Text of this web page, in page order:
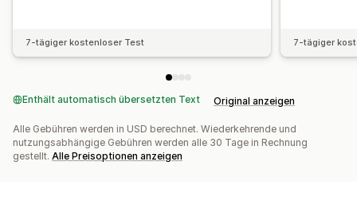
7-tägiger kostenloser Test 7-tägiger
Enthält automatisch übersetzten Text Original anzeigen
Alle Gebühren werden in USD berechnet. Wiederkehrende und
nutzungsabhängige Gebühren werden alle 30 Tage in Rechnung
gestellt. Alle Preisoptionen anzeigen